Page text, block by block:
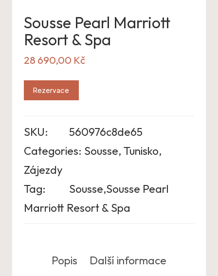
Sousse Pearl Marriott
Resort & Spa
28 690,00 Kč
Rezervace
SKU:
560976c8de65
Categories: Sousse, Tunisko,
Zájezdy
Tag:
Sousse,Sousse Pearl
Marriott Resort & Spa
Popis Další informace